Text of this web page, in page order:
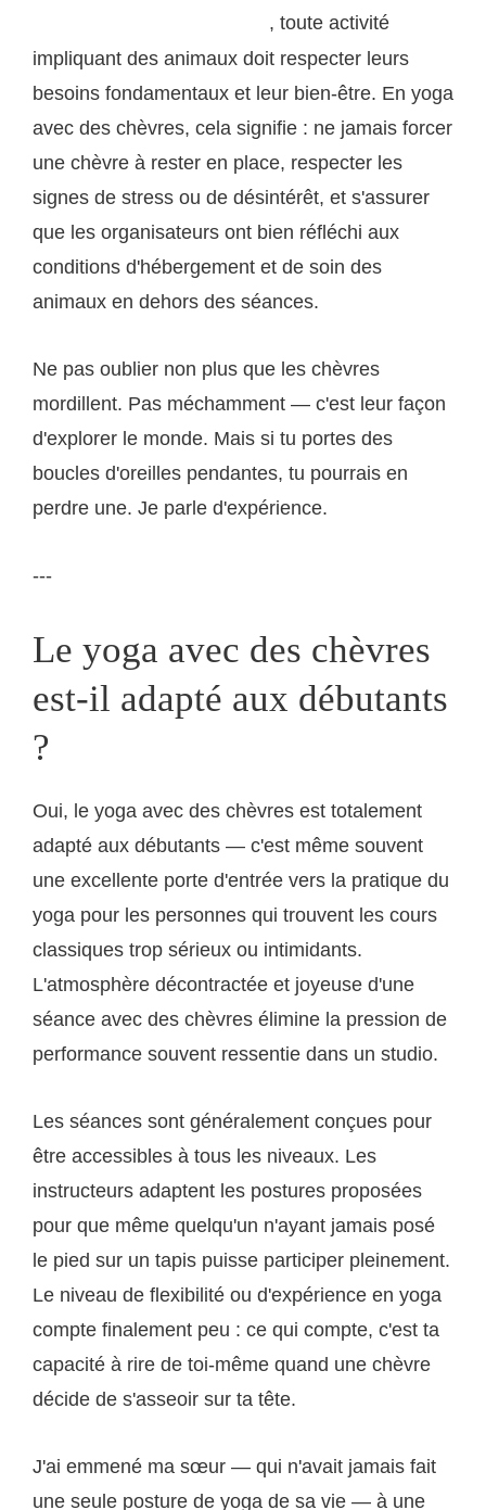
, toute activité
impliquant des animaux doit respecter leurs
besoins fondamentaux et leur bien-être. En yoga
avec des chèvres, cela signifie : ne jamais forcer
une chèvre à rester en place, respecter les
signes de stress ou de désintérêt, et s'assurer
que les organisateurs ont bien réfléchi aux
conditions d'hébergement et de soin des
animaux en dehors des séances.
Ne pas oublier non plus que les chèvres
mordillent. Pas méchamment — c'est leur façon
d'explorer le monde. Mais si tu portes des
boucles d'oreilles pendantes, tu pourrais en
perdre une. Je parle d'expérience.
---
Le yoga avec des chèvres
est-il adapté aux débutants
?
Oui, le yoga avec des chèvres est totalement
adapté aux débutants — c'est même souvent
une excellente porte d'entrée vers la pratique du
yoga pour les personnes qui trouvent les cours
classiques trop sérieux ou intimidants.
L'atmosphère décontractée et joyeuse d'une
séance avec des chèvres élimine la pression de
performance souvent ressentie dans un studio.
Les séances sont généralement conçues pour
être accessibles à tous les niveaux. Les
instructeurs adaptent les postures proposées
pour que même quelqu'un n'ayant jamais posé
le pied sur un tapis puisse participer pleinement.
Le niveau de flexibilité ou d'expérience en yoga
compte finalement peu : ce qui compte, c'est ta
capacité à rire de toi-même quand une chèvre
décide de s'asseoir sur ta tête.
J'ai emmené ma sœur — qui n'avait jamais fait
une seule posture de yoga de sa vie — à une